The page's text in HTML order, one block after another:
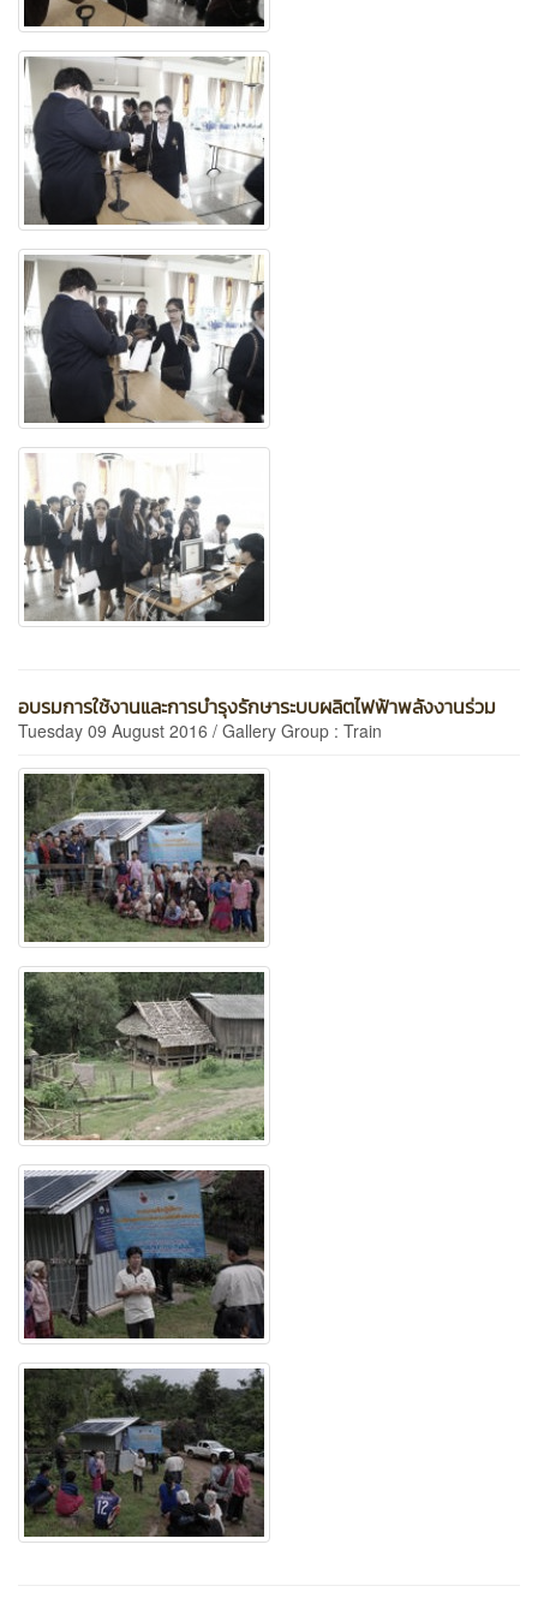
อบรมการใช้งานและการบำรุงรักษาระบบผลิตไฟฟ้าพลังงานร่วม
Tuesday 09 August 2016 / Gallery Group : Train